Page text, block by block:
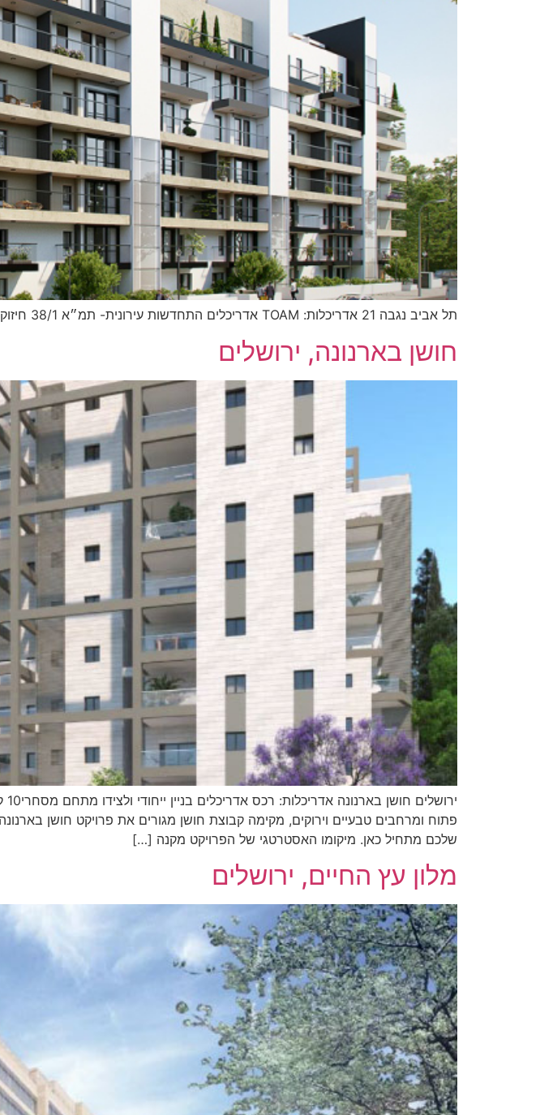
תל אביב נגבה 21 אדריכלות: TOAM אדריכלים התחדשות עירונית- תמ״א 38/1 חיזוק ותוספת
חושן בארנונה, ירושלים
שלכם מתחיל כאן. מיקומו האסטרטגי של הפרויקט מקנה […]
מלון עץ החיים, ירושלים